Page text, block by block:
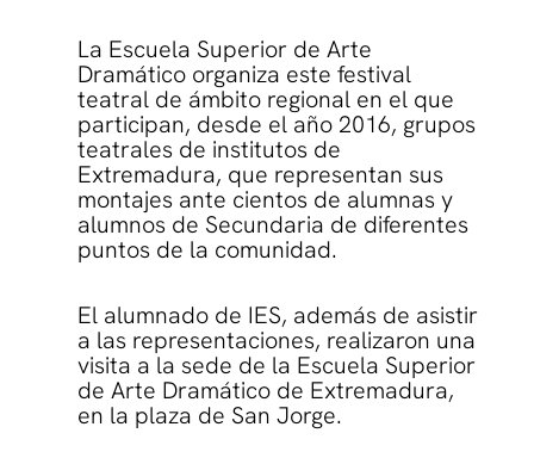
La Escuela Superior de Arte
Dramático organiza este festival
teatral de ámbito regional en el que
participan, desde el año 2016, grupos
teatrales de institutos de
Extremadura, que representan sus
montajes ante cientos de alumnas y
alumnos de Secundaria de diferentes
puntos de la comunidad.
El alumnado de IES, además de asistir
a las representaciones, realizaron una
visita a la sede de la Escuela Superior
de Arte Dramático de Extremadura,
en la plaza de San Jorge.